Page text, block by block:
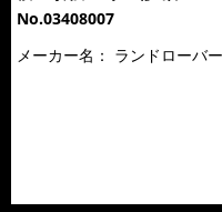
No.03408007
メーカー名： ランドローバー